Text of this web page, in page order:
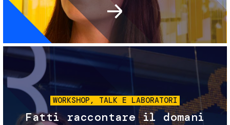
Immagine
WORKSHOP, TALK E LABORATORI
Fatti raccontare il domani